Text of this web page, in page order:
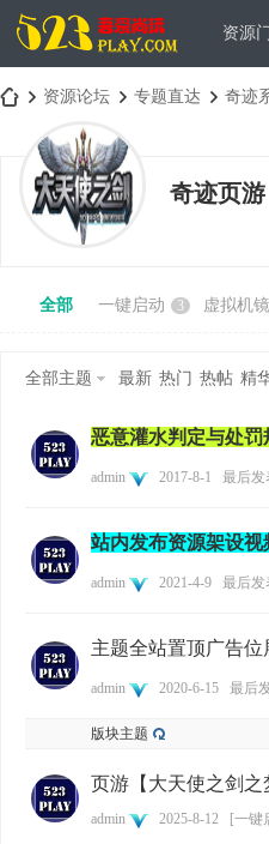
资源
资源论坛
›
专题直达
›
奇迹
奇迹页游
全部 一键启动 3 虚拟机
全部主题 最新 热门 热帖 精
恶意灌水判定与处
admin 2017-8-1 最后发
站内发布资源架设视
admin 2021-4-9 最后发
主题全站置顶广告位
admin 2020-6-15 最后
版块主题
页游【大天使之剑
admin 2025-8-12 [一键